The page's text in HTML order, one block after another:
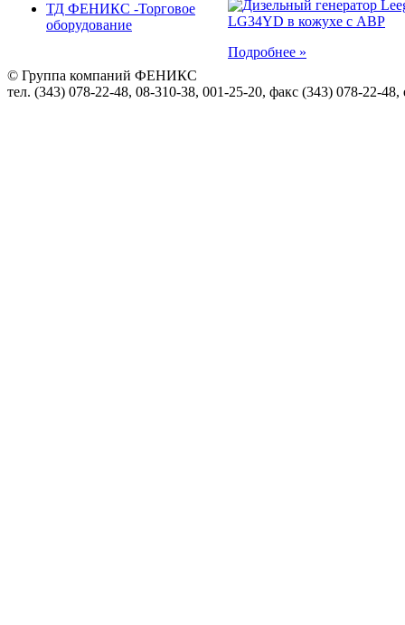
ТД ФЕНИКС -Торговое
оборудование
Подробнее »
© Группа компаний ФЕНИКС
тел. (343) 078-22-48, 08-310-38, 001-25-20, факс (343) 078-22-